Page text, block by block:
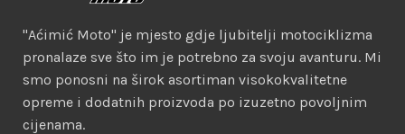
"Aćimić Moto" je mjesto gdje ljubitelji motociklizma
pronalaze sve što im je potrebno za svoju avanturu. Mi
smo ponosni na širok asortiman visokokvalitetne
opreme i dodatnih proizvoda po izuzetno povoljnim
cijenama.